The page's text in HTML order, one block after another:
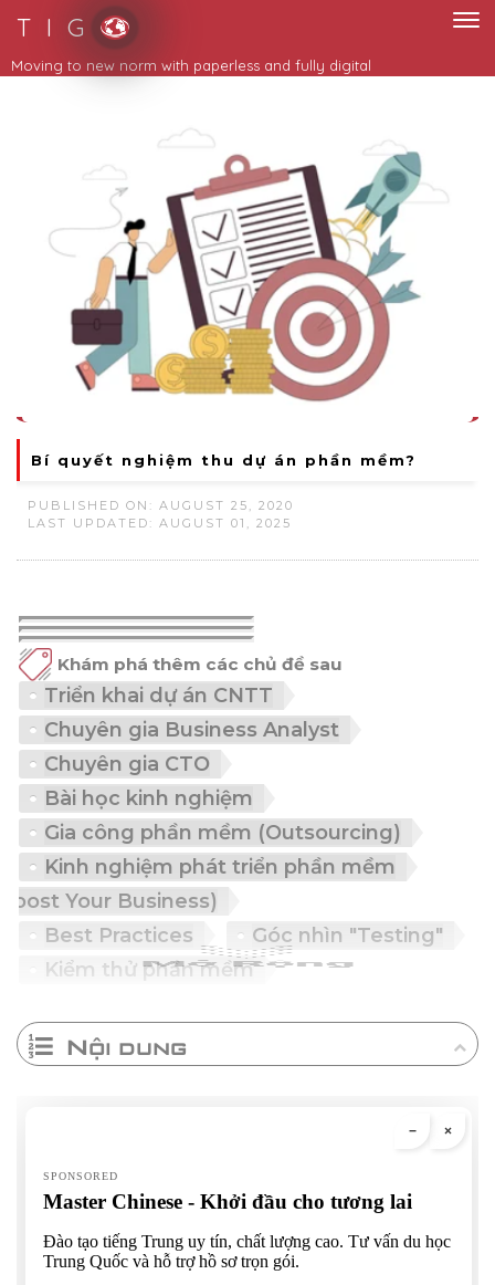
T I G
Moving to new norm with paperless and fully digital
Bí quyết nghiệm thu dự án phần mềm?
PUBLISHED ON: AUGUST 25, 2020
LAST UPDATED: AUGUST 01, 2025
Khám phá thêm các chủ đề sau
Triển khai dự án CNTT
Chuyên gia Business Analyst
Chuyên gia CTO
Bài học kinh nghiệm
Gia công phần mềm (Outsourcing)
Kinh nghiệm phát triển phần mềm
(Boost Your Business)
Best Practices
Góc nhìn "Testing"
Kiểm thử phần mềm
Nội dung